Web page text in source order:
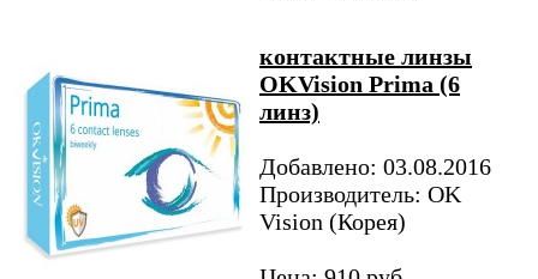
контактные линзы
OKVision Prima (6
линз)
Добавлено: 03.08.2016
Производитель: OK
Vision (Корея)